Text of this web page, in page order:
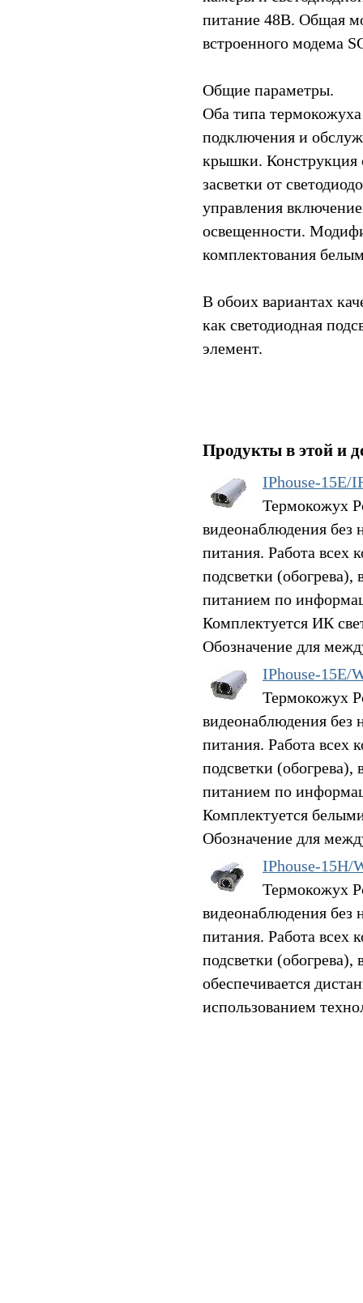
питание 48В. Общая
встроенного модема
Общие параметры.
Оба типа
подключения и
крышки. Конструкция
засветки от
управления
освещенности.
комплектования
В обоих вариантах
как светодиодная
элемент.
Продукты в этой и
IPhouse-15E/
Термокожух
видеонаблюдения без
питания. Работа всех
подсветки
питанием по
Комплектуется ИК
Обозначение для
IPhouse-15E/
Термокожух
видеонаблюдения без
питания. Работа всех
подсветки
питанием по
Комплектуется
Обозначение для
IPhouse-15H/
Термокожух
видеонаблюдения без
питания. Работа всех
подсветки
обеспечивается
использованием